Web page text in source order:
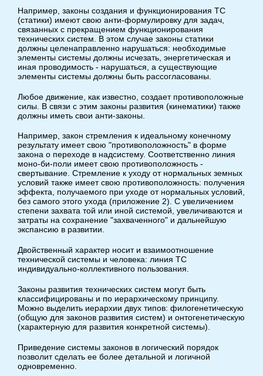
Например, законы создания и функционирования ТС
(статики) имеют свою анти-формулировку для задач,
связанных с прекращением функционирования
технических систем. В этом случае законы статики
должны целенаправленно нарушаться: необходимые
элементы системы должны исчезать, энергетическая и
иная проводимость - нарушаться, а существующие
элементы системы должны быть рассогласованы.
Любое движение, как известно, создает противоположные
силы. В связи с этим законы развития (кинематики) также
должны иметь свои анти-законы.
Например, закон стремления к идеальному конечному
результату имеет свою "противоположность" в форме
закона о переходе в надсистему. Соответственно линия
моно-би-поли имеет свою противоположность -
свертывание. Стремление к уходу от нормальных земных
условий также имеет свою противоположность: получения
эффекта, получаемого при уходе от нормальных условий,
без самого этого ухода (приложение 2). С увеличением
степени захвата той или иной системой, увеличиваются и
затраты на сохранение "захваченного" и дальнейшую
экспансию в развитии.
Двойственный характер носит и взаимоотношение
технической системы и человека: линия ТС
индивидуально-коллективного пользования.
Законы развития технических систем могут быть
классифицированы и по иерархическому принципу.
Можно выделить иерархии двух типов: филогенетическую
(общую для законов развития систем) и онтогенетическую
(характерную для развития конкретной системы).
Приведение системы законов в логический порядок
позволит сделать ее более детальной и логичной
одновременно.